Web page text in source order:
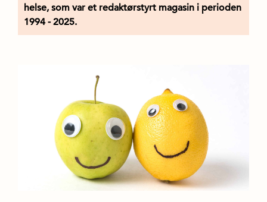
helse, som var et redaktørstyrt magasin i perioden
1994 - 2025.